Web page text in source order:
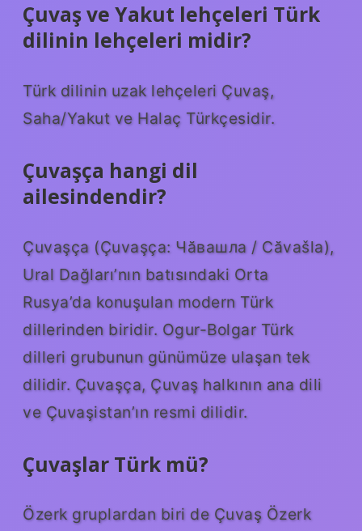
Çuvaş ve Yakut lehçeleri Türk
dilinin lehçeleri midir?
Türk dilinin uzak lehçeleri Çuvaş,
Saha/Yakut ve Halaç Türkçesidir.
Çuvaşça hangi dil
ailesindendir?
Çuvaşça (Çuvaşça: Чӑвашла / Căvašla),
Ural Dağları’nın batısındaki Orta
Rusya’da konuşulan modern Türk
dillerinden biridir. Ogur-Bolgar Türk
dilleri grubunun günümüze ulaşan tek
dilidir. Çuvaşça, Çuvaş halkının ana dili
ve Çuvaşistan’ın resmi dilidir.
Çuvaşlar Türk mü?
Özerk gruplardan biri de Çuvaş Özerk